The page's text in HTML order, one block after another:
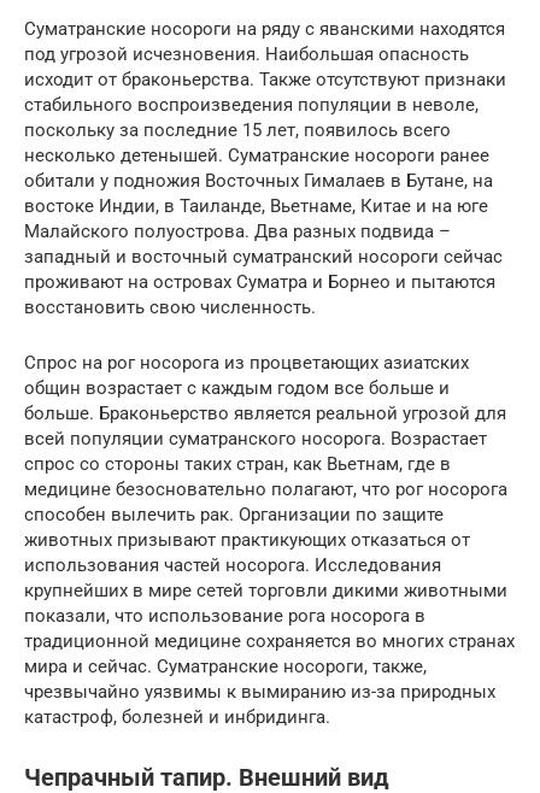
Суматранские носороги на ряду с яванскими находятся
под угрозой исчезновения. Наибольшая опасность
исходит от браконьерства. Также отсутствуют признаки
стабильного воспроизведения популяции в неволе,
поскольку за последние 15 лет, появилось всего
несколько детенышей. Суматранские носороги ранее
обитали у подножия Восточных Гималаев в Бутане, на
востоке Индии, в Таиланде, Вьетнаме, Китае и на юге
Малайского полуострова. Два разных подвида –
западный и восточный суматранский носороги сейчас
проживают на островах Суматра и Борнео и пытаются
восстановить свою численность.
Спрос на рог носорога из процветающих азиатских
общин возрастает с каждым годом все больше и
больше. Браконьерство является реальной угрозой для
всей популяции суматранского носорога. Возрастает
спрос со стороны таких стран, как Вьетнам, где в
медицине безосновательно полагают, что рог носорога
способен вылечить рак. Организации по защите
животных призывают практикующих отказаться от
использования частей носорога. Исследования
крупнейших в мире сетей торговли дикими животными
показали, что использование рога носорога в
традиционной медицине сохраняется во многих странах
мира и сейчас. Суматранские носороги, также,
чрезвычайно уязвимы к вымиранию из-за природных
катастроф, болезней и инбридинга.
Чепрачный тапир. Внешний вид